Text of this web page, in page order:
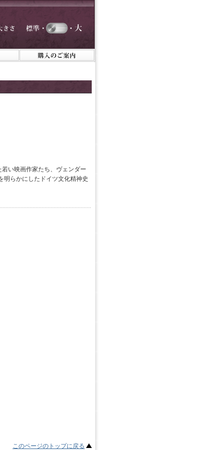
い映画作家たち、ヴェンダー
明らかにしたドイツ文化精神史
このページのトップに戻る